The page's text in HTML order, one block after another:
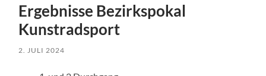
Ergebnisse Bezirkspokal
Kunstradsport
2. JULI 2024